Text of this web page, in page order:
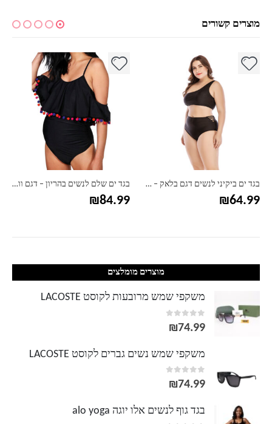
מוצרים קשורים
בגד ים ביקיני לנשים דגם בלאק – מידות גדולות
₪64.99
בגד ים שלם לנשים בהריון – דגם וולן
₪84.99
מוצרים מומלצים
משקפי שמש מרובעות לקוסט LACOSTE
0
out of 5
₪74.99
משקפי שמש נשים גברים לקוסט LACOSTE
0
out of 5
₪74.99
בגד גוף לנשים אלו יוגה alo yoga